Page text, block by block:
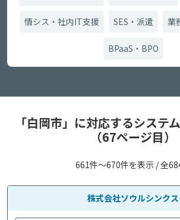
情シス・社内IT支援 SES・派遣 業
BPaaS・BPO
「白岡市」に対応するシステ
（67ページ目）
661件〜670件を表示 / 全
株式会社ソウルシンクス